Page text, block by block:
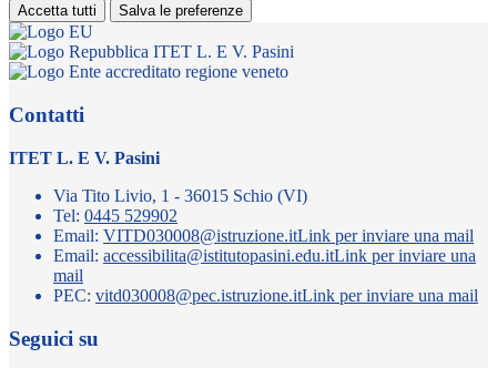
Accetta tutti Salva le preferenze
ITET L. E V. Pasini
Contatti
ITET L. E V. Pasini
Via Tito Livio, 1 - 36015 Schio (VI)
Tel: 0445 529902
Email: VITD030008@istruzione.itLink per inviare una mail
Email: accessibilita@istitutopasini.edu.itLink per inviare una
mail
PEC: vitd030008@pec.istruzione.itLink per inviare una mail
Seguici su